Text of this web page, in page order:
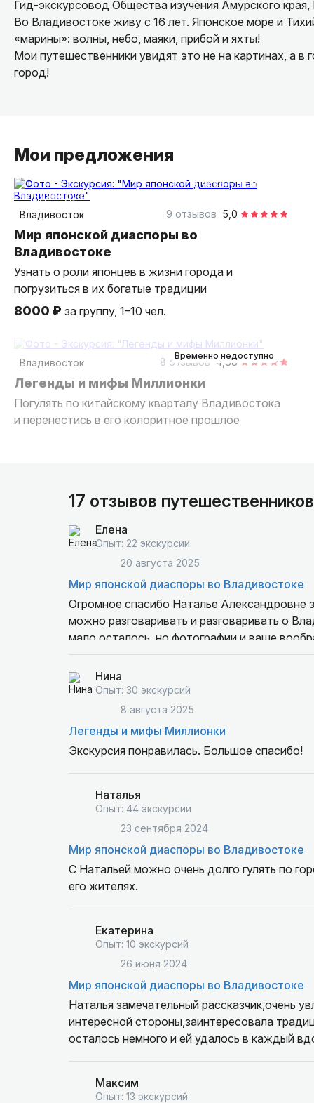
Гид-экскурсовод Общества изучения Амурского
Во Владивостоке живу с 16 лет. Японское море и
«марины»: волны, небо, маяки, прибой и яхты!
Мои путешественники увидят это не на картинах, а
город!
Мои предложения
2 часа
пешком
индивидуальная
Владивосток
5,0
9 отзывов
Мир японской диаспоры во
Владивостоке
Узнать о роли японцев в жизни города и
погрузиться в их богатые традиции
8000 ₽ за группу, 1–10 чел.
Временно недоступно
Владивосток 4,88
8 отзывов
Легенды и мифы Миллионки
Погулять по китайскому кварталу Владивостока
и перенестись в его колоритное прошлое
17 отзывов путешественников
Елена
Опыт: 22 экскурсии
20 августа 2025
Мир японской диаспоры во Владивостоке
Огромное спасибо Наталье Александровне
можно разговаривать и разговаривать о
мало осталось, но фотографии и ваше
Эспрессо так же выражает благодарность
Нина
Опыт: 30 экскурсий
8 августа 2025
Легенды и мифы Миллионки
Экскурсия понравилась. Большое спасибо!
Наталья
Опыт: 44 экскурсии
23 сентября 2024
Мир японской диаспоры во Владивостоке
С Натальей можно очень долго гулять по
его жителях.
Екатерина
Опыт: 10 экскурсий
26 июня 2024
Мир японской диаспоры во Владивостоке
Наталья замечательный рассказчик,очень
интересной стороны,заинтересовала
осталось немного и ей удалось в каждый
Максим
Опыт: 13 экскурсий